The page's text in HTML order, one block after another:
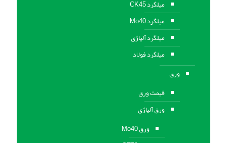
میلگرد CK45
میلگرد Mo40
میلگرد آلیاژی
میلگرد فولاد
ورق
قیمت ورق
ورق آلیاژی
ورق Mo40